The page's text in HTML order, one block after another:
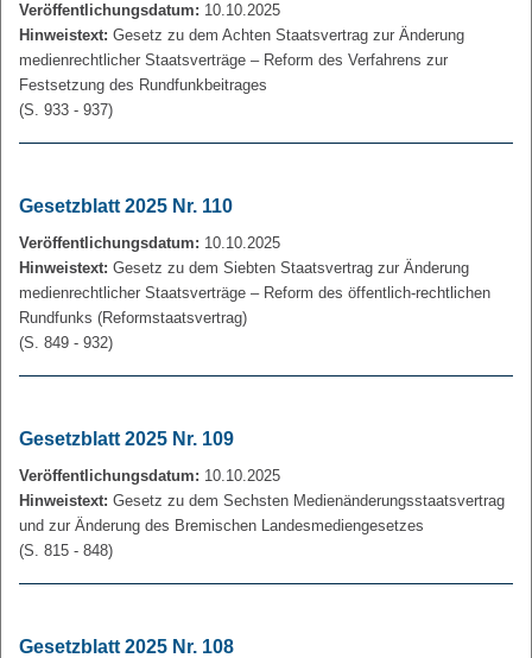
Veröffentlichungsdatum: 10.10.2025
Hinweistext: Gesetz zu dem Achten Staatsvertrag zur Änderung
medienrechtlicher Staatsverträge – Reform des Verfahrens zur
Festsetzung des Rundfunkbeitrages
(S. 933 - 937)
Gesetzblatt 2025 Nr. 110
Veröffentlichungsdatum: 10.10.2025
Hinweistext: Gesetz zu dem Siebten Staatsvertrag zur Änderung
medienrechtlicher Staatsverträge – Reform des öffentlich-rechtlichen
Rundfunks (Reformstaatsvertrag)
(S. 849 - 932)
Gesetzblatt 2025 Nr. 109
Veröffentlichungsdatum: 10.10.2025
Hinweistext: Gesetz zu dem Sechsten Medienänderungsstaatsvertrag
und zur Änderung des Bremischen Landesmediengesetzes
(S. 815 - 848)
Gesetzblatt 2025 Nr. 108